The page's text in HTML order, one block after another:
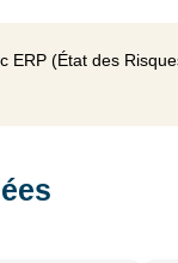
ERP (État des